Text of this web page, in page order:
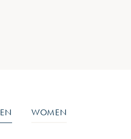
WOMEN